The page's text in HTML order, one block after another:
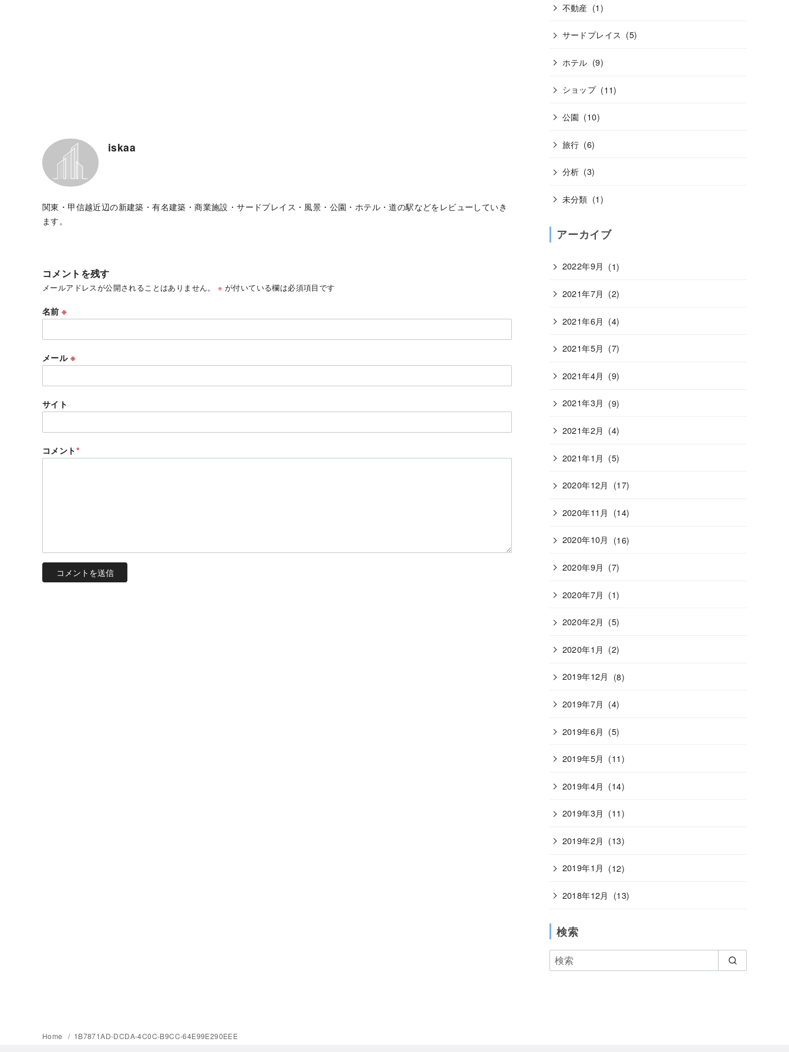
iskaa
関東・甲信越近辺の新建築・有名建築・商業施設・サードプレイス・風景・公園・ホテル・道の駅などをレビューしていき
ます。
コメントを残す
メールアドレスが公開されることはありません。 ※ が付いている欄は必須項目です
名前※
メール ※
サイト
コメント*
不動産 (1)
サードプレイス (5)
ホテル (9)
ショップ (11)
公園 (10)
旅行 (6)
分析 (3)
未分類 (1)
アーカイブ
2022年9月 (1)
2021年7月 (2)
2021年6月 (4)
2021年5月 (7)
2021年4月 (9)
2021年3月 (9)
2021年2月 (4)
2021年1月 (5)
2020年12月 (17)
2020年11月 (14)
2020年10月 (16)
2020年9月 (7)
2020年7月 (1)
2020年2月 (5)
2020年1月 (2)
2019年12月 (8)
2019年7月 (4)
2019年6月 (5)
2019年5月 (11)
2019年4月 (14)
2019年3月 (11)
2019年2月 (13)
2019年1月 (12)
2018年12月 (13)
検索
Home 1B7871AD-DCDA-4C0C-B9CC-64E99E290EEE